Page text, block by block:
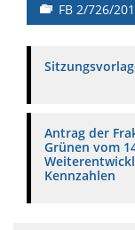
FB 2/726/
Antrag der
Grünen vom
Kennzahlen